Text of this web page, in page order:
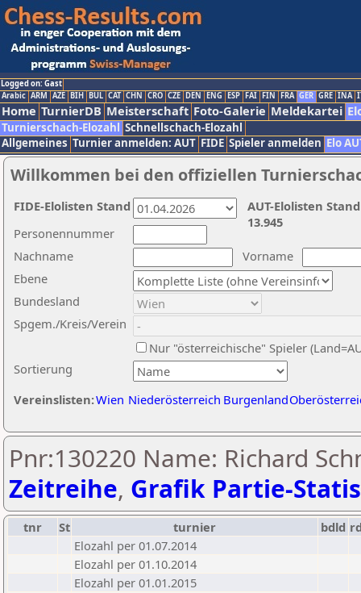
Logged on: Gast
Arabic ARM AZE BIH BUL CAT CHN CRO CZE DEN ENG ESP FAI FIN FRA GER GRE INA
Home TurnierDB Meisterschaft Foto-Galerie Meldekartei
Turnierschach-Elozahl Schnellschach-Elozahl
Allgemeines Turnier anmelden: AUT FIDE Spieler anmelden Elo
Willkommen bei den offiziellen
Nachname
Vorname
Ebene
Sortierung
Personennummer
Bundesland
Spgem./Kreis/Verein
Nur "österreichische" Spieler
Vereinslisten:Wien Niederösterreich Burgenland
AUT-Elolisten
13.945
FIDE-Elolisten Stand
Pnr:130220 Name: Richard
Zeitreihe, Grafik Partie-
tnr St turnier bdld
Elozahl per 01.07.2014
Elozahl per 01.10.2014
Elozahl per 01.01.2015